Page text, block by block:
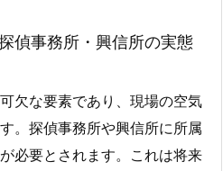
検索
偵事務所・興信所の実態
欠な要素であり、現場の空気
。探偵事務所や興信所に所属
必要とされます。これは将来